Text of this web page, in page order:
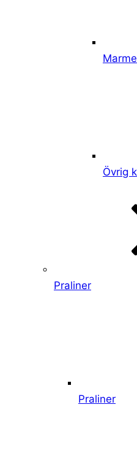
Övrig
Praliner
Praliner